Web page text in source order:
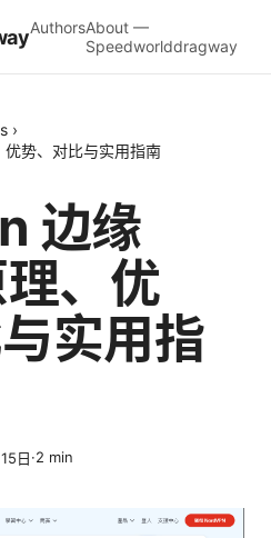
AuthorsAbout —
Speedworlddragway
›
势、对比与实用指南
边缘
、优
实用指
日·2 min